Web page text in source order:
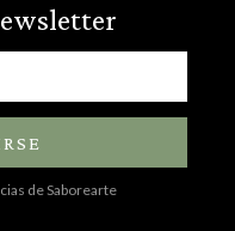
de Saborearte